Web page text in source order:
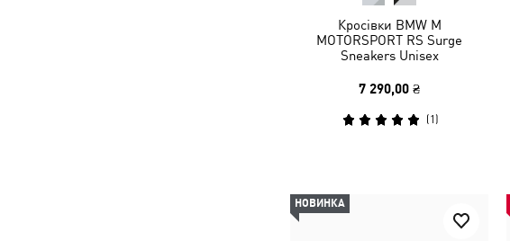
Кросівки BMW M
MOTORSPORT RS Surge
Sneakers Unisex
7 290,00 ₴
(1 )
НОВИНКА